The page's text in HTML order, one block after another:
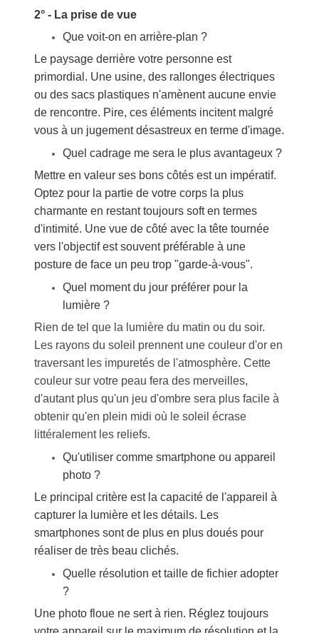
2° - La prise de vue
Que voit-on en arrière-plan ?
Le paysage derrière votre personne est
primordial. Une usine, des rallonges électriques
ou des sacs plastiques n'amènent aucune envie
de rencontre. Pire, ces éléments incitent malgré
vous à un jugement désastreux en terme d'image.
Quel cadrage me sera le plus avantageux ?
Mettre en valeur ses bons côtés est un impératif.
Optez pour la partie de votre corps la plus
charmante en restant toujours soft en termes
d'intimité. Une vue de côté avec la tête tournée
vers l'objectif est souvent préférable à une
posture de face un peu trop "garde-à-vous".
Quel moment du jour préférer pour la
lumière ?
Rien de tel que la lumière du matin ou du soir.
Les rayons du soleil prennent une couleur d'or en
traversant les impuretés de l'atmosphère. Cette
couleur sur votre peau fera des merveilles,
d'autant plus qu'un jeu d'ombre sera plus facile à
obtenir qu'en plein midi où le soleil écrase
littéralement les reliefs.
Qu'utiliser comme smartphone ou appareil
photo ?
Le principal critère est la capacité de l'appareil à
capturer la lumière et les détails. Les
smartphones sont de plus en plus doués pour
réaliser de très beau clichés.
Quelle résolution et taille de fichier adopter
?
Une photo floue ne sert à rien. Réglez toujours